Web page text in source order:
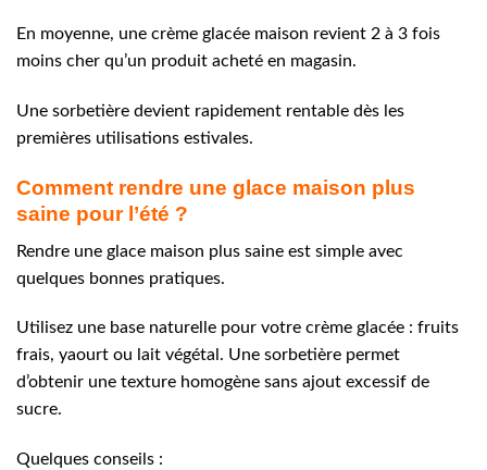
En moyenne, une crème glacée maison revient 2 à 3 fois
moins cher qu’un produit acheté en magasin.
Une sorbetière devient rapidement rentable dès les
premières utilisations estivales.
Comment rendre une glace maison plus
saine pour l’été ?
Rendre une glace maison plus saine est simple avec
quelques bonnes pratiques.
Utilisez une base naturelle pour votre crème glacée : fruits
frais, yaourt ou lait végétal. Une sorbetière permet
d’obtenir une texture homogène sans ajout excessif de
sucre.
Quelques conseils :